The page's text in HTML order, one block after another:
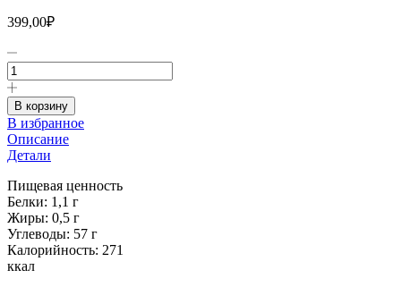
399,00₽
Количество
Пекмез
финиковый
без
сахара
Royal
Forest,
250
г
В корзину
В избранное
Описание
Детали
Пищевая ценность
Белки: 1,1 г
Жиры: 0,5 г
Углеводы: 57 г
Калорийность: 271
ккал